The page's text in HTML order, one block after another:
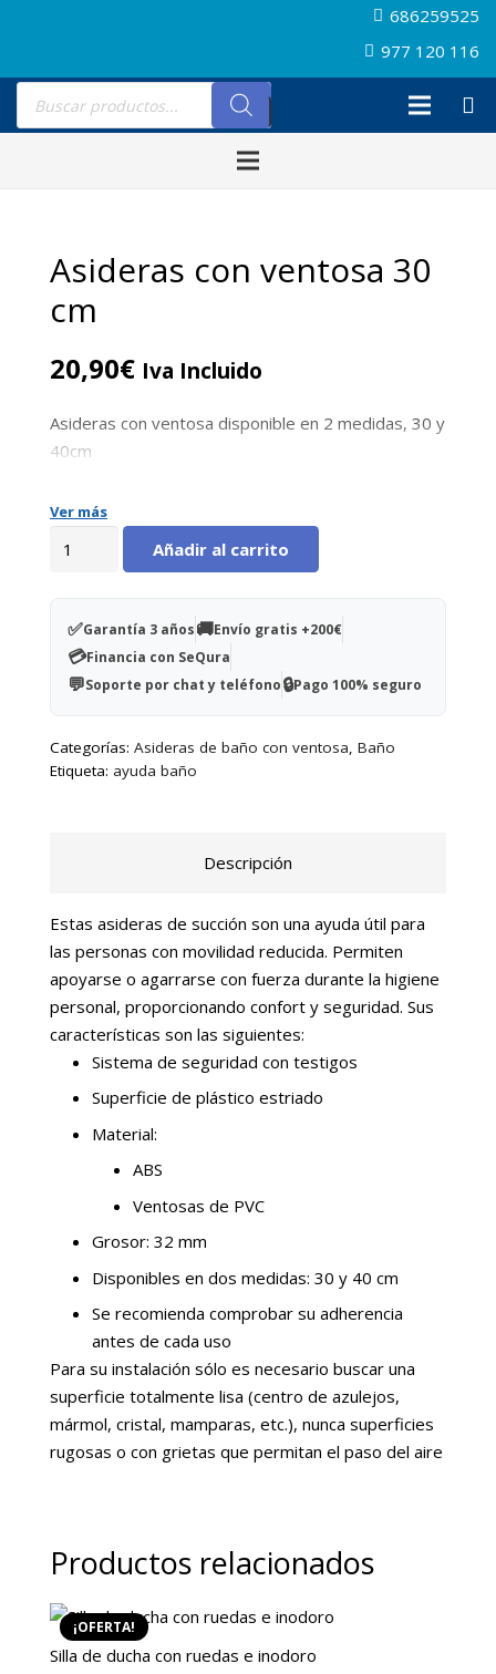
686259525
977 120 116
Búsqueda
productos
Asideras con ventosa 30
cm
20,90€ Iva Incluido
Asideras con ventosa disponible en 2 medidas, 30 y
40cm
Ver más
cm
cantidad
Añadir al carrito
✅Garantía 3 años🚚Envío gratis +200€
💳Financia con SeQura
💬Soporte por chat y teléfono🔒Pago 100% seguro
Categorías: Asideras de baño con ventosa Baño
Etiqueta: ayuda baño
Descripción
Estas asideras de succión son una ayuda útil para
las personas con movilidad reducida. Permiten
apoyarse o agarrarse con fuerza durante la higiene
personal, proporcionando confort y seguridad. Sus
características son las siguientes:
Sistema de seguridad con testigos
Superficie de plástico estriado
Material:
ABS
Ventosas de PVC
Grosor: 32 mm
Disponibles en dos medidas: 30 y 40 cm
Se recomienda comprobar su adherencia
antes de cada uso
Para su instalación sólo es necesario buscar una
superficie totalmente lisa (centro de azulejos,
mármol, cristal, mamparas, etc.), nunca superficies
rugosas o con grietas que permitan el paso del aire
Productos relacionados
¡OFERTA!
Silla de ducha con ruedas e inodoro